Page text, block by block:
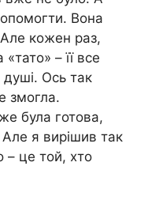
Вона
кожен раз,
– її все
Ось так
змогла.
була готова,
я вирішив так
– це той, хто